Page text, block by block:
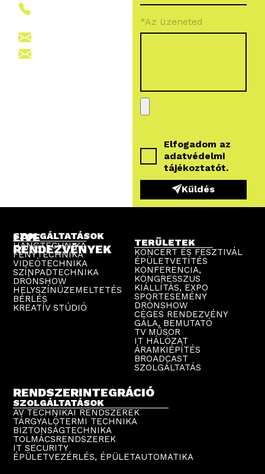
*Az üzeneted
Elfogadom az
adatvédelmi
tájékoztatót.
Küldés
LIVE
RENDEZVÉNYEK
SZOLGÁLTATÁSOK
HANGTECHNIKA
FÉNYTECHNIKA
VIDEÓTECHNIKA
SZÍNPADTECHNIKA
DRÓNSHOW
HELYSZÍNÜZEMELTETÉS
BÉRLÉS
KREATÍV STÚDIÓ
TERÜLETEK
KONCERT ÉS FESZTIVÁL
ÉPÜLETVETÍTÉS
KONFERENCIA,
KONGRESSZUS
KIÁLLÍTÁS, EXPO
SPORTESEMÉNY
DRÓNSHOW
CÉGES RENDEZVÉNY
GÁLA, BEMUTATÓ
TV MŰSOR
IT HÁLÓZAT
ÁRAMKIÉPÍTÉS
BROADCAST
SZOLGÁLTATÁS
RENDSZERINTEGRÁCIÓ
SZOLGÁLTATÁSOK
AV TECHNIKAI RENDSZEREK
TÁRGYALÓTERMI TECHNIKA
BIZTONSÁGTECHNIKA
TOLMÁCSRENDSZEREK
IT SECURITY
ÉPÜLETVEZÉRLÉS, ÉPÜLETAUTOMATIKA